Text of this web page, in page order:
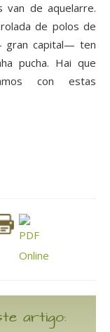
van de aquelarre.
de polos de
gran capital— ten
pucha. Hai que
con estas
artigo: